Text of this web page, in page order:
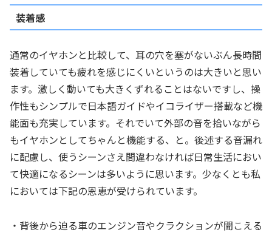
装着感
通常のイヤホンと比較して、耳の穴を塞がないぶん長時間
装着していても疲れを感じにくいというのは大きいと思い
ます。激しく動いても大きくずれることはないですし、操
作性もシンプルで日本語ガイドやイコライザー搭載など機
能面も充実しています。それでいて外部の音を拾いながら
もイヤホンとしてちゃんと機能する、と。後述する音漏れ
に配慮し、使うシーンさえ間違わなければ日常生活におい
て快適になるシーンは多いように思います。少なくとも私
においては下記の恩恵が受けられています。
・背後から迫る車のエンジン音やクラクションが聞こえる